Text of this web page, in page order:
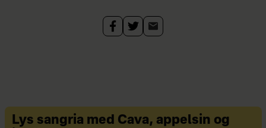
Lys sangria med Cava, appelsin og